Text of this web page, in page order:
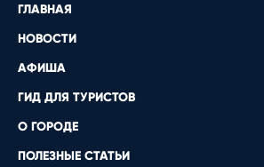
ГЛАВНАЯ
НОВОСТИ
АФИША
ГИД ДЛЯ ТУРИСТОВ
О ГОРОДЕ
ПОЛЕЗНЫЕ СТАТЬИ